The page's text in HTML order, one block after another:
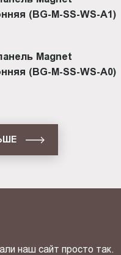
(BG-M-SS-WS-A1)
Magnet
(BG-M-SS-WS-A0)
наш сайт просто так.